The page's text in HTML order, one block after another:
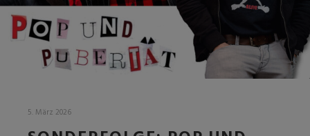
5. März 2026